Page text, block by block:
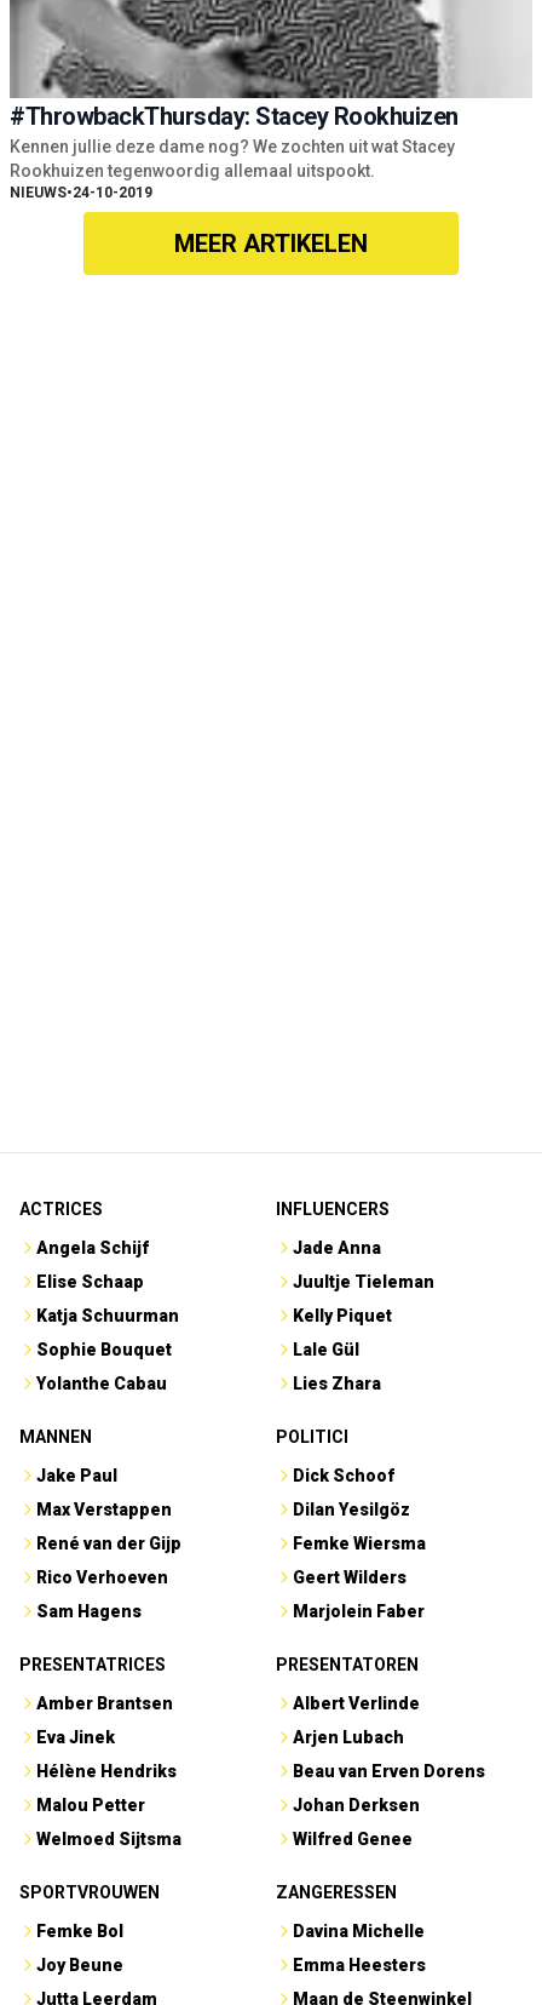
#ThrowbackThursday: Stacey Rookhuizen
Kennen jullie deze dame nog? We zochten uit wat Stacey
Rookhuizen tegenwoordig allemaal uitspookt.
NIEUWS•24-10-2019
MEER ARTIKELEN
ACTRICES
Angela Schijf
Elise Schaap
Katja Schuurman
Sophie Bouquet
Yolanthe Cabau
INFLUENCERS
Jade Anna
Juultje Tieleman
Kelly Piquet
Lale Gül
Lies Zhara
MANNEN
Jake Paul
Max Verstappen
René van der Gijp
Rico Verhoeven
Sam Hagens
POLITICI
Dick Schoof
Dilan Yesilgöz
Femke Wiersma
Geert Wilders
Marjolein Faber
PRESENTATRICES
Amber Brantsen
Eva Jinek
Hélène Hendriks
Malou Petter
Welmoed Sijtsma
PRESENTATOREN
Albert Verlinde
Arjen Lubach
Beau van Erven Dorens
Johan Derksen
Wilfred Genee
SPORTVROUWEN
Femke Bol
Joy Beune
Jutta Leerdam
ZANGERESSEN
Davina Michelle
Emma Heesters
Maan de Steenwinkel